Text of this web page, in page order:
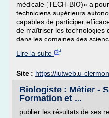
médicale (TECH-BIO)» a
techniciens supérieurs
capables de participer
de maîtriser les technologies
dans les domaines des
Lire la suite
Site : https://iutweb.u-
Biologiste : Métier -
Formation et ...
publier les résultats de ses